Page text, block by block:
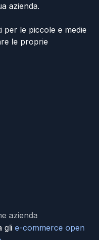
azienda.
le piccole e medie
le proprie
azienda
gli e-commerce open